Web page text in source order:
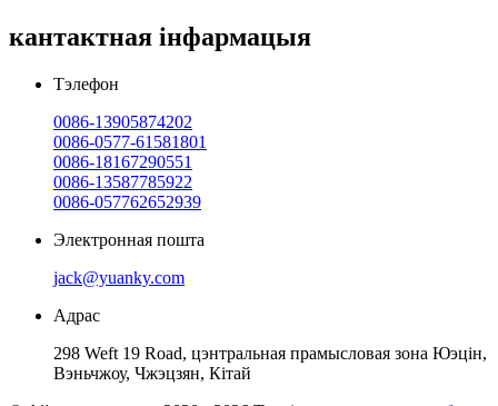
кантактная інфармацыя
Тэлефон
0086-13905874202
0086-0577-61581801
0086-18167290551
0086-13587785922
0086-057762652939
Электронная пошта
jack@yuanky.com
Адрас
298 Weft 19 Road, цэнтральная прамысловая зона Юэцін,
Вэньчжоу, Чжэцзян, Кітай